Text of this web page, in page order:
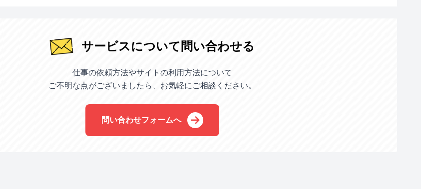
サービスについて問い合わせる
仕事の依頼方法やサイトの利用方法について
ご不明な点がございましたら、お気軽にご相談ください。
問い合わせフォームへ